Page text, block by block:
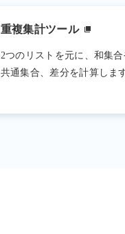
重複集計ツール
2つのリストを元に、和集
共通集合、差分を計算しま